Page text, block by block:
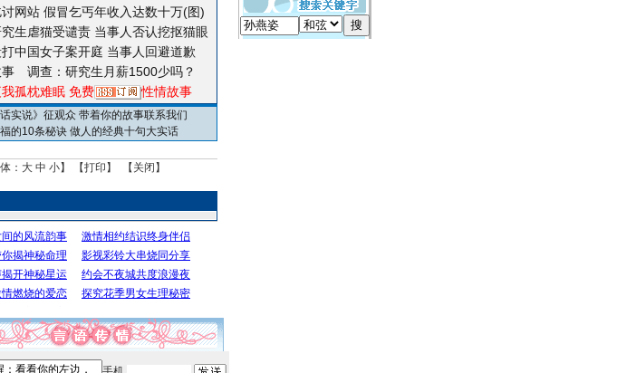
网站 假冒乞丐年收入达数十万(图)
生虐猫受谴责 当事人否认挖抠猫眼
中国女子案开庭 当事人回避道歉
调查：研究生月薪1500少吗？
孤枕难眠 免费 性情故事
实说》征观众 带着你的故事联系我们
的10条秘诀 做人的经典十句大实话
： 大 中 小】 【打印 】 【 关闭 】